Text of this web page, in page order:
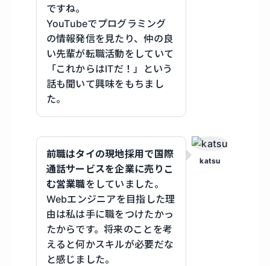
ですね。
YouTubeでプログラミング
の情報発信を見たり、仲の良
い先輩が転職活動をしていて
「これからはITだ！」という
話も聞いて興味をもちまし
た。
katsu
前職はタイの現地採用で国際
通話サービスを企業に売りこ
む営業職をしていました。
Webエンジニアを目指した理
由は私は手に職をつけたかっ
たからです。将来のことを考
えると何かスキルが必要だな
と感じました。